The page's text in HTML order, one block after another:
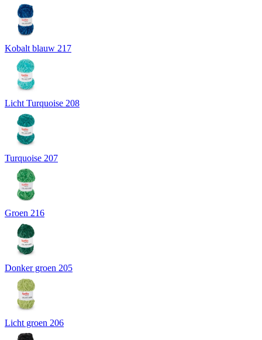
Kobalt blauw 217
Licht Turquoise 208
Turquoise 207
Groen 216
Donker groen 205
Licht groen 206